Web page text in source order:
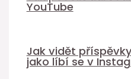
YouTube
Jak vidět
jako líbí se v